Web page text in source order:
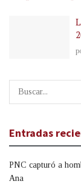
Entradas
PNC capturó a
Ana